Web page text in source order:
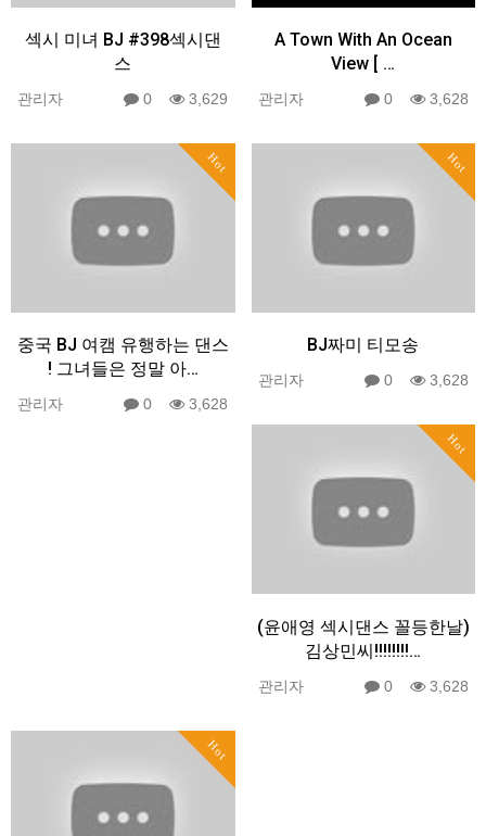
섹시 미녀 BJ #398섹시댄
스
관리자 0 3,629
A Town With An Ocean
View [ …
관리자 0 3,628
Hot
중국 BJ 여캠 유행하는 댄스
! 그녀들은 정말 아…
관리자 0 3,628
Hot
BJ짜미 티모송
관리자 0 3,628
Hot
(윤애영 섹시댄스 꼴등한날)
김상민씨!!!!!!!!…
관리자 0 3,628
Hot